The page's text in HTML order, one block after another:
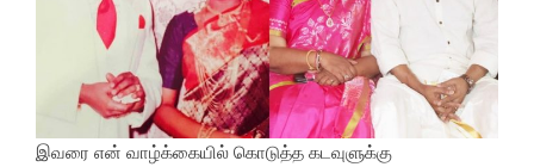
இவரை என் வாழ்க்கையில் கொடுத்த கடவுளுக்கு